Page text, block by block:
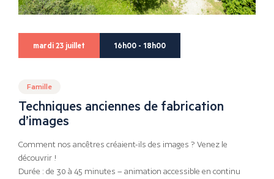
mardi 23 juillet 16h00 - 18h00
Famille
Techniques anciennes de fabrication
d’images
Comment nos ancêtres créaient-ils des images ? Venez le
découvrir !
Durée : de 30 à 45 minutes – animation accessible en continu